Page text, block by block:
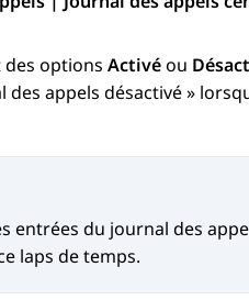
des options Activéou
appels désactivé »
entrées du journal des
laps de temps.